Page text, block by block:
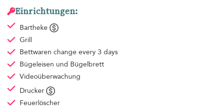
Einrichtungen:
Bartheke
Grill
Bettwaren change every 3 days
Bügeleisen und Bügelbrett
Videoüberwachung
Drucker
Feuerlöscher